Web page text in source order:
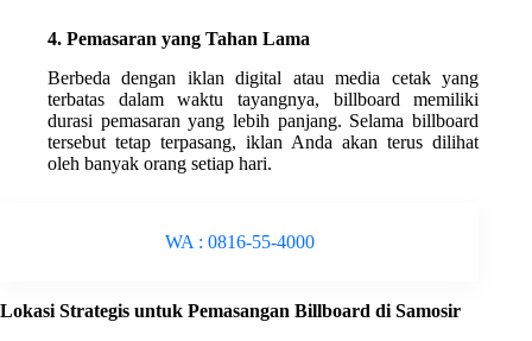
4. Pemasaran yang Tahan Lama
Berbeda dengan iklan digital atau media cetak yang
terbatas dalam waktu tayangnya, billboard memiliki
durasi pemasaran yang lebih panjang. Selama billboard
tersebut tetap terpasang, iklan Anda akan terus dilihat
oleh banyak orang setiap hari.
WA : 0816-55-4000
Lokasi Strategis untuk Pemasangan Billboard di Samosir